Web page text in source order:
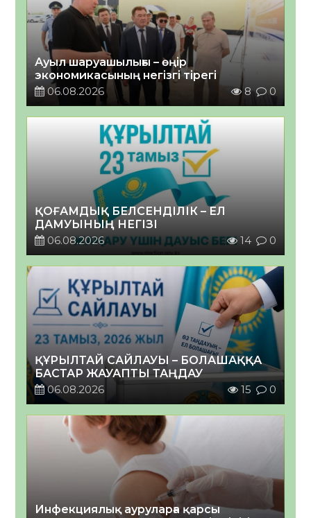
Ауыл шаруашылығы – өңір
экономикасының негізгі тірегі
06.08.2026
8 0
ҚОҒАМДЫҚ БЕЛСЕНДІЛІК – ЕЛ
ДАМУЫНЫҢ НЕГІЗІ
06.08.2026
14 0
ҚҰРЫЛТАЙ САЙЛАУЫ – БОЛАШАҚҚА
БАСТАР ЖАУАПТЫ ТАҢДАУ
06.08.2026
15 0
Инфекциялық ауруларға қарсы